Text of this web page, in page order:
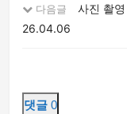
다음글
사진 촬
26.04.06
댓글 0